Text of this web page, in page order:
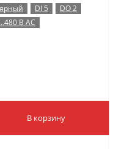
DI 5
DO 2
В AC
В корзину